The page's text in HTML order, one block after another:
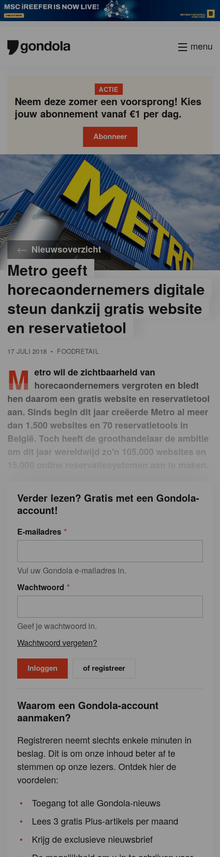
menu
ACTIE
Neem deze zomer een voorsprong! Kies
jouw abonnement vanaf €1 per dag.
Abonneer
Nieuwsoverzicht
Metro geeft
horecaondernemers digitale
steun dankzij gratis website
en reservatietool
17 JULI 2018 • FOODRETAIL
M etro wil de zichtbaarheid van
horecaondernemers vergroten en biedt
hen daarom een gratis website en reservatietool
aan. Sinds begin dit jaar creëerde Metro al meer
dan 1.500 websites en 70 reservatietools in
België. Toch heeft de groothandelaar de ambitie
om dit jaar wereldwijd zo'n 105.000 websites en
Verder lezen? Gratis met een Gondola-
account!
E-mailadres
Vul uw Gondola e-mailadres in.
Wachtwoord
Geef je wachtwoord in.
Wachtwoord vergeten?
of registreer
Waarom een Gondola-account
aanmaken?
Registreren neemt slechts enkele minuten in
beslag. Dit is om onze inhoud beter af te
stemmen op onze lezers. Ontdek hier de
voordelen:
Toegang tot alle Gondola-nieuws
Lees 3 gratis Plus-artikels per maand
Krijg de exclusieve nieuwsbrief
Gondola
Gondola